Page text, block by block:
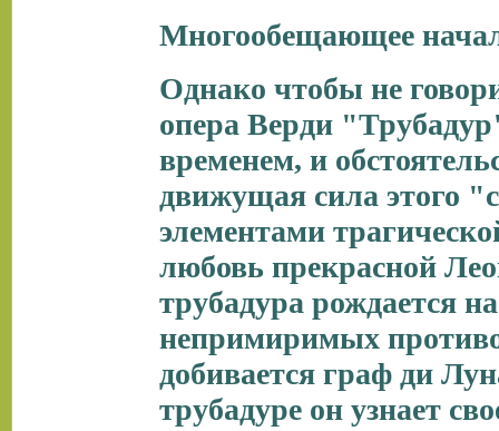
Многообещающее
Однако чтобы не
опера Верди
временем, и
движущая сила этого
элементами
любовь прекрасной
трубадура рождается
непримиримых
добивается граф ди
трубадуре он узнает